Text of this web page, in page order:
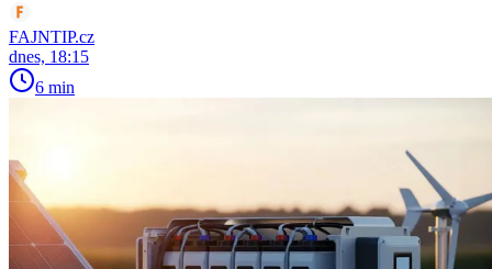
FAJNTIP.cz
dnes, 18:15
6 min